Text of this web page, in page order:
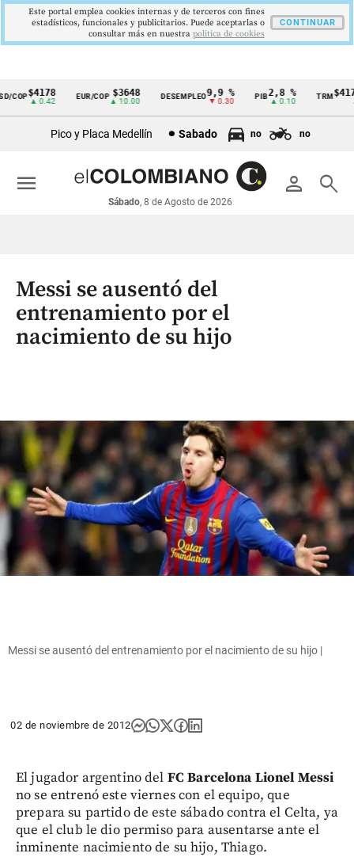
Cintillo
económicos
Colombia
$4178
▲ 0.42
EUR/COP $3648
▲ 10.00
DESEMPLEO 9,9 %
▼ 0.30
PIB2,8 %
▲ 0.10
TRM
▲
Pico y Placa Medellín Sabado no no
person search
Sábado, 8 de Agosto de 2026
menu
Messi se ausentó del
entrenamiento por el
nacimiento de su hijo
Messi se ausentó del entrenamiento por el nacimiento de su hijo |
02 de noviembre de 2012
El jugador argentino del FC Barcelona Lionel Messi
no se entrenó este viernes con el equipo, que
prepara su partido de este sábado contra el Celta, ya
que el club le dio permiso para ausentarse ante el
inminente nacimiento de su hijo, Thiago.
Este portal emplea cookies internas y de terceros con fines
estadísticos, funcionales y publicitarios. Puede aceptarlas o
consultar más en nuestra politica de cookies
CONTINUAR